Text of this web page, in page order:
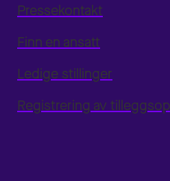
Pressekontakt
Finn en ansatt
Ledige stillinger
Registrering av